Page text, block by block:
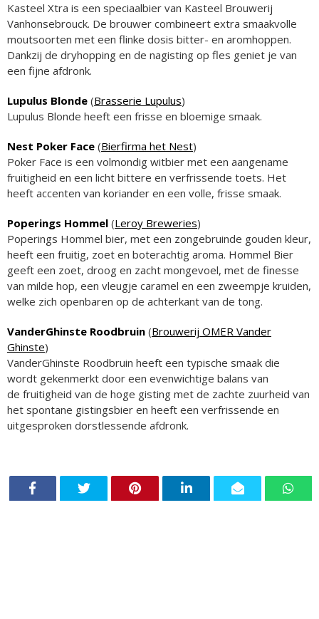
Kasteel Xtra is een speciaalbier van Kasteel Brouwerij
Vanhonsebrouck. De brouwer combineert extra smaakvolle
moutsoorten met een flinke dosis bitter- en aromhoppen.
Dankzij de dryhopping en de nagisting op fles geniet je van
een fijne afdronk.
Lupulus Blonde (Brasserie Lupulus)
Lupulus Blonde heeft een frisse en bloemige smaak.
Nest Poker Face (Bierfirma het Nest)
Poker Face is een volmondig witbier met een aangename
fruitigheid en een licht bittere en verfrissende toets. Het
heeft accenten van koriander en een volle, frisse smaak.
Poperings Hommel (Leroy Breweries)
Poperings Hommel bier, met een zongebruinde gouden kleur,
heeft een fruitig, zoet en boterachtig aroma. Hommel Bier
geeft een zoet, droog en zacht mongevoel, met de finesse
van milde hop, een vleugje caramel en een zweempje kruiden,
welke zich openbaren op de achterkant van de tong.
VanderGhinste Roodbruin (Brouwerij OMER Vander
Ghinste)
VanderGhinste Roodbruin heeft een typische smaak die
wordt gekenmerkt door een evenwichtige balans van
de fruitigheid van de hoge gisting met de zachte zuurheid van
het spontane gistingsbier en heeft een verfrissende en
uitgesproken dorstlessende afdronk.